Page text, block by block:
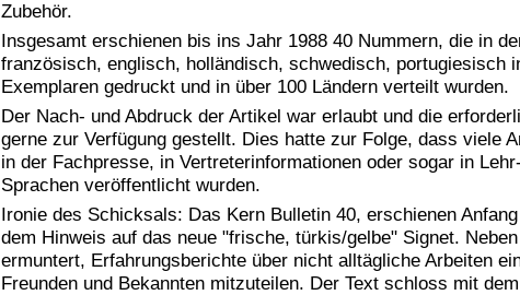
Zubehör.
Insgesamt erschienen bis ins Jahr 1988 40 Nummern, die in
französisch, englisch, holländisch, schwedisch, portugiesisch
Exemplaren gedruckt und in über 100 Ländern verteilt wurden.
Der Nach- und Abdruck der Artikel war erlaubt und die
gerne zur Verfügung gestellt. Dies hatte zur Folge, dass viele
in der Fachpresse, in Vertreterinformationen oder sogar in
Sprachen veröffentlicht wurden.
Ironie des Schicksals: Das Kern Bulletin 40, erschienen
dem Hinweis auf das neue "frische, türkis/gelbe" Signet.
ermuntert, Erfahrungsberichte über nicht alltägliche Arbeiten
Freunden und Bekannten mitzuteilen. Der Text schloss mit